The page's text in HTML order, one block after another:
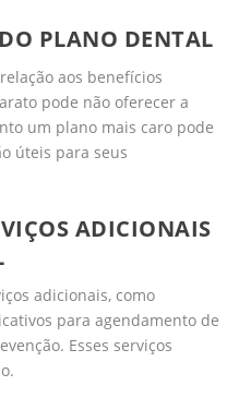
PLANO DENTAL
aos benefícios
pode não oferecer a
um plano mais caro pode
úteis para seus
ADICIONAIS
adicionais, como
para agendamento de
Esses serviços